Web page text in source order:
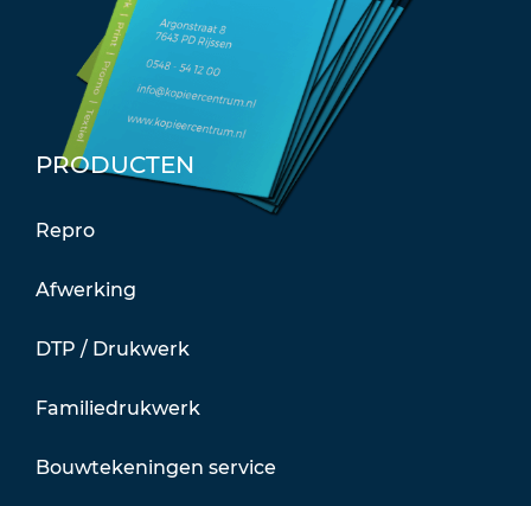
PRODUCTEN
Repro
Afwerking
DTP / Drukwerk
Familiedrukwerk
Bouwtekeningen service